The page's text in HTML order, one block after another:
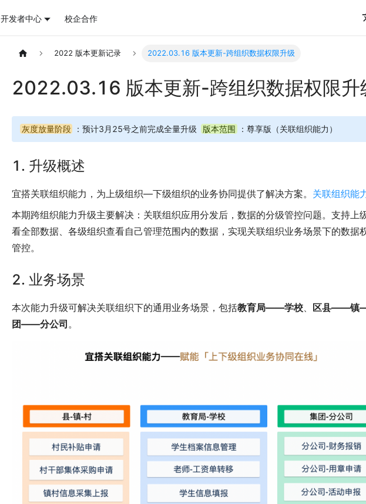
开发者中心 校企合作
2022 版本更新记录 2022.03.16 版本更新-跨组织数据权限升级
2022.03.16 版本更新-跨组织数据权限升
灰度放量阶段 ：预计3月25号之前完成全量升级 版本范围 ：尊享版（关联组织能力）
1. 升级概述
宜搭关联组织能力，为上级组织—下级组织的业务协同提供了解决方案。 关联组织能
本期跨组织能力升级主要解决：关联组织应用分发后，数据的分级管控问题。支持上
看全部数据、各级组织查看自己管理范围内的数据，实现关联组织业务场景下的数据
管控。
2. 业务场景
本次能力升级可解决关联组织下的通用业务场景，包括教育局——学校、 区县——镇
团——分公司 。